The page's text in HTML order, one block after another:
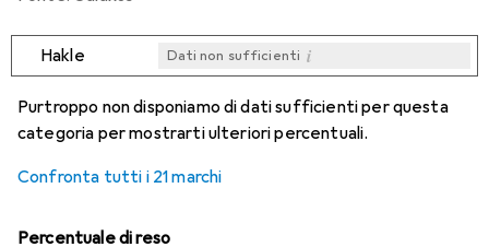
Hakle Dati non sufficienti i
Purtroppo non disponiamo di dati sufficienti per questa
categoria per mostrarti ulteriori percentuali.
Confronta tutti i 21 marchi
Percentuale di reso